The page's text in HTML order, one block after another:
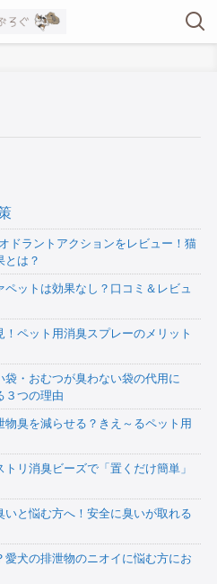
ドラントアクションをレビュー！猫
とは？
ペットは効果なし？口コミ＆レビュ
！ペット用消臭スプレーのメリット
袋・おむつが臭わない袋の代用に
３つの理由
臭を減らせる？きえ～るペット用
トリ消臭ビーズで「置くだけ簡単」
いと悩む方へ！安全に臭いが取れる
犬の排泄物のニオイに悩む方にお